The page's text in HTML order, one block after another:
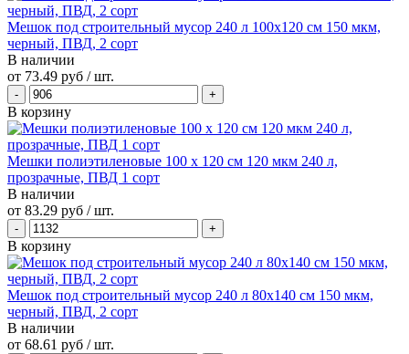
Мешок под строительный мусор 240 л 100х120 см 150 мкм,
черный, ПВД, 2 сорт
В наличии
от 73.49 руб / шт.
В корзину
Мешки полиэтиленовые 100 х 120 см 120 мкм 240 л,
прозрачные, ПВД 1 сорт
В наличии
от 83.29 руб / шт.
В корзину
Мешок под строительный мусор 240 л 80х140 см 150 мкм,
черный, ПВД, 2 сорт
В наличии
от 68.61 руб / шт.